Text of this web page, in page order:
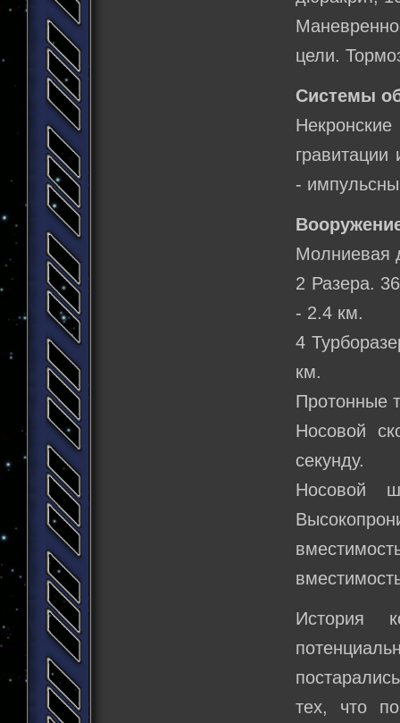
цели.
Системы
гравитации
-
Молниевая
2 Разера.
- 2.4 км.
4
км.
Протонные
Носовой
секунду.
Носовой
История
тех, что